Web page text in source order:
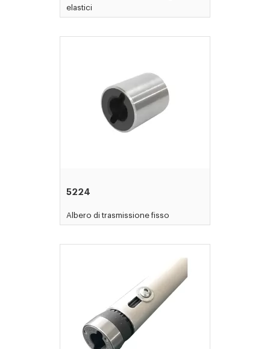
elastici
5224
Albero di trasmissione fisso